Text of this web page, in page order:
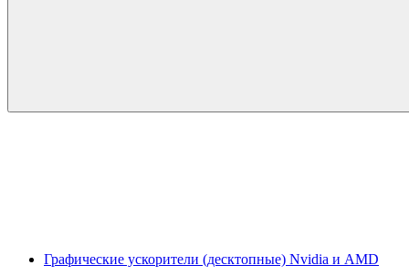
Графические ускорители (десктопные) Nvidia и AMD